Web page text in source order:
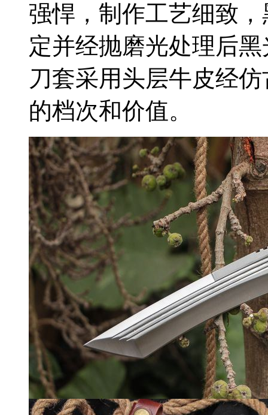
强悍，制作工艺细致
定并经抛磨光处理后
刀套采用头层牛皮经
的档次和价值。